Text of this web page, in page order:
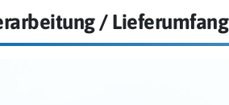
/ Lieferumfang